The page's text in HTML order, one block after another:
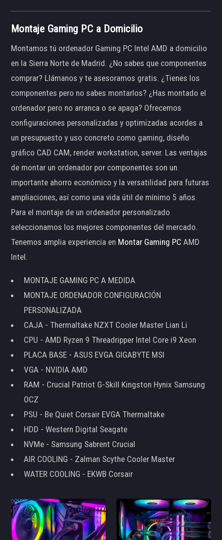
Montaje Gaming PC a Domicilio
Montamos tú ordenador Gaming PC Intel AMD a domicilio
en la Sierra Norte de Madrid. ¿No sabes que componentes
comprar? Llámanos y te asesoramos gratis. ¿Tienes los
componentes pero no sabes montarlos? ¿Has montado el
ordenador pero no arranca o se apaga? Ofrecemos
configuraciones personalizadas y optimizadas acordes a
un presupuesto y uso concreto como gaming, diseño
gráfico CAD CAM, render workstation, server. Las ventajas
de montar un ordenador por componentes son un
importante ahorro económico y la versatilidad para futuras
ampliaciones, así como una vida útil de mínimo 5 años.
Para el montaje de un ordenador personalizado
seleccionamos los mejores componentes del mercado.
Tenemos amplia experiencia en Montar Gaming PC AMD
Intel.
MONTAJE GAMING PC A MEDIDA
MONTAJE ORDENADOR CONFIGURACIÓN
PERSONALIZADA
CAJA - Thermaltake NZXT Cooler Master Lian Li
CPU - AMD Ryzen 9 Threadripper Intel Core i9 Xeon
PLACA BASE - ASUS EVGA GIGABYTE MSI
VGA - NVIDIA AMD
RAM - Crucial Patriot G-Skill Kingston Hynix Samsung
OCZ
PSU - Be Quiet Corsair EVGA Thermaltake
HDD - Western Digital Seagate
NVMe - Samsung Sabrent Crucial
AIR COOLING - Zalman Scythe Cooler Master
WATER COOLING - EKWB Corsair